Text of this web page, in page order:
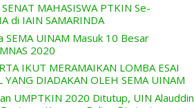
MAHASISWA PTKIN Se-
di IAIN SAMARINDA
SEMA UINAM Masuk 10 Besar
2020
IKUT MERAMAIKAN LOMBA ESAI
YANG DIADAKAN OLEH SEMA UINAM
UMPTKIN 2020 Ditutup, UIN Alauddin